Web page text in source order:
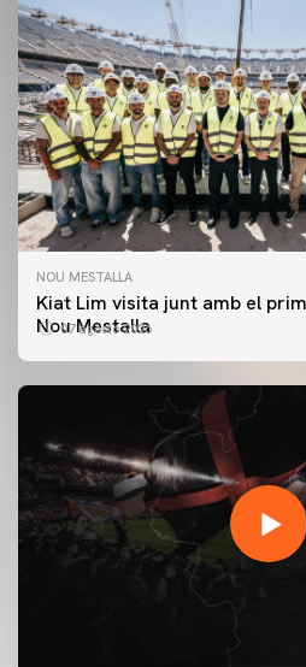
NOU MESTALLA
Kiat Lim visita junt amb el
Nou Mestalla
07 agosto 2026